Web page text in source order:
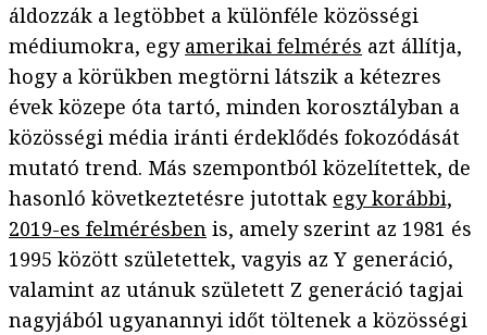
áldozzák a legtöbbet a különféle közösségi
médiumokra, egy amerikai felmérés azt állítja,
hogy a körükben megtörni látszik a kétezres
évek közepe óta tartó, minden korosztályban a
közösségi média iránti érdeklődés fokozódását
mutató trend. Más szempontból közelítettek, de
hasonló következtetésre jutottak egy korábbi,
2019-es felmérésben is, amely szerint az 1981 és
1995 között születettek, vagyis az Y generáció,
valamint az utánuk született Z generáció tagjai
nagyjából ugyanannyi időt töltenek a közösségi